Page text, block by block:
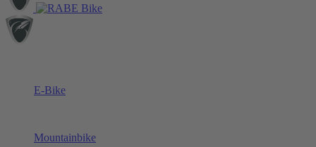
E-Bike
Mountainbike